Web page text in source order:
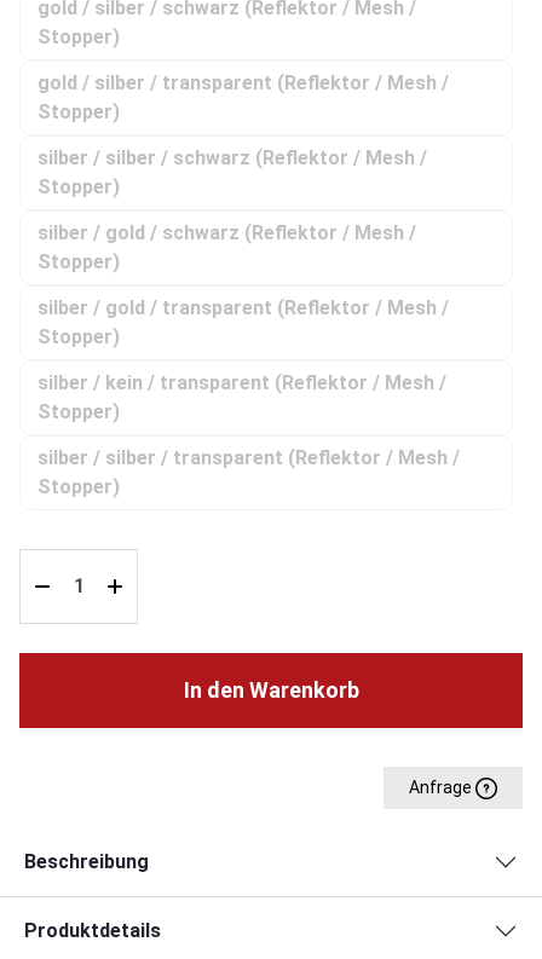
gold / silber / schwarz (Reflektor / Mesh /
Stopper)
gold / silber / transparent (Reflektor / Mesh /
Stopper)
silber / silber / schwarz (Reflektor / Mesh /
Stopper)
silber / gold / schwarz (Reflektor / Mesh /
Stopper)
silber / gold / transparent (Reflektor / Mesh /
Stopper)
silber / kein / transparent (Reflektor / Mesh /
Stopper)
silber / silber / transparent (Reflektor / Mesh /
Stopper)
In den Warenkorb
Anfrage
Beschreibung
Produktdetails